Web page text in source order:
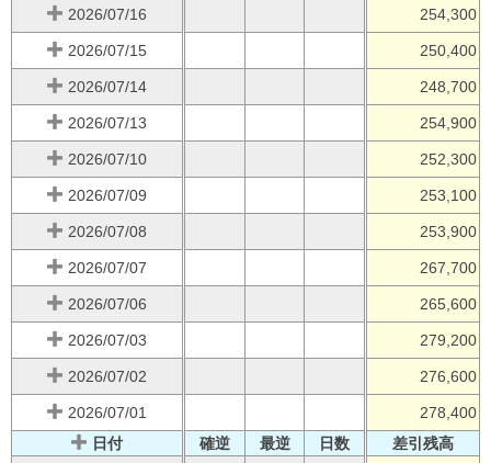
2026/07/16 254,300
2026/07/15 250,400
2026/07/14 248,700
2026/07/13 254,900
2026/07/10 252,300
2026/07/09 253,100
2026/07/08 253,900
2026/07/07 267,700
2026/07/06 265,600
2026/07/03 279,200
2026/07/02 276,600
2026/07/01
278,400
日付
確逆 最逆 日数
差引残高